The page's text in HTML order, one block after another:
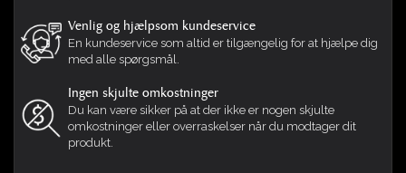
Venlig og hjælpsom kundeservice
En kundeservice som altid er tilgængelig for at hjælpe dig
med alle spørgsmål.
Ingen skjulte omkostninger
Du kan være sikker på at der ikke er nogen skjulte
omkostninger eller overraskelser når du modtager dit
produkt.